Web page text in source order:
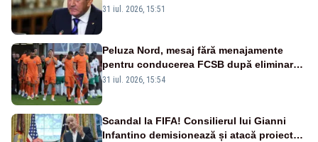
România. Autoritățile trebuie să continue
31 iul. 2026, 15:51
Peluza Nord, mesaj fără menajamente
pentru conducerea FCSB după eliminarea
rușinoasă din Conference League
31 iul. 2026, 15:54
Scandal la FIFA! Consilierul lui Gianni
Infantino demisionează și atacă proiectul